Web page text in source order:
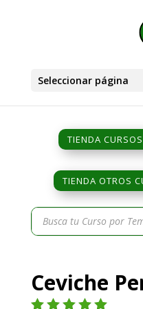
Seleccionar página
TIENDA
TIENDA OTROS
Búsqueda
de
productos
Ceviche